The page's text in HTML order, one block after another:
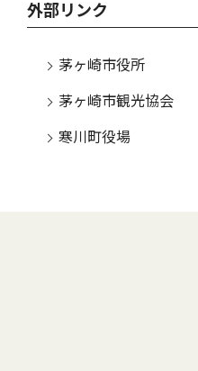
外部リンク
茅ヶ崎市役所
茅ヶ崎市観光協会
寒川町役場